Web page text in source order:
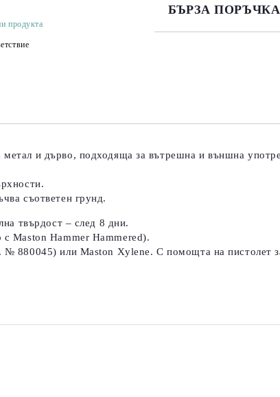
БЪРЗА ПОРЪЧКА
продукта
метал и дърво, подходяща за вътрешна и външна
съответен грунд.
твърдост – след 8 дни.
Maston Hammer Hammered).
№ 880045) или Maston Xylene. С помощта на пистолет